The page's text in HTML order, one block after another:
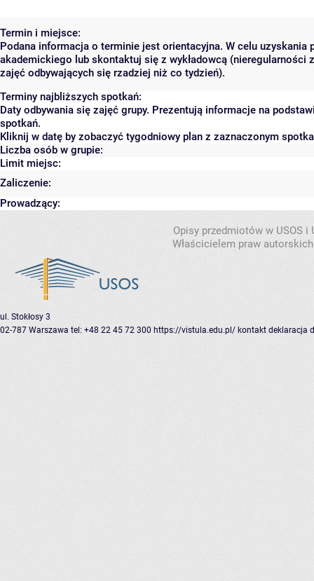
Termin i miejsce:
Podana informacja o terminie jest orientacyjna. W celu
akademickiego lub skontaktuj się z wykładowcą (nieregularności
zajęć odbywających się rzadziej niż co tydzień).
Terminy najbliższych spotkań:
Daty odbywania się zajęć grupy. Prezentują informacje na
spotkań.
Kliknij w datę by zobaczyć tygodniowy plan z zaznaczonym
Liczba osób w grupie:
Limit miejsc:
Zaliczenie:
Prowadzący:
Opisy przedmiotów w USOS
Właścicielem praw
ul. Stokłosy 3
02-787 Warszawa tel: +48 22 45 72 300 https://vistula.edu.pl/ kontakt deklaracja